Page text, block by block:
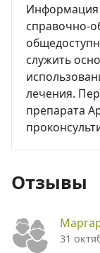
Информация
справочно-
служить
лечения.
препарата
Отзывы
31